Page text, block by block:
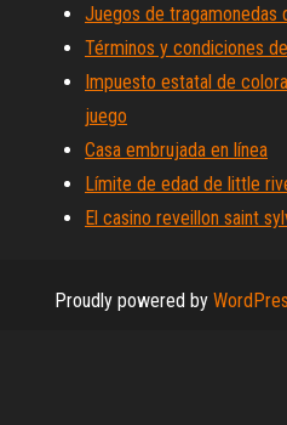
Juegos de tragamonedas
Términos y condiciones
Impuesto estatal de
juego
Casa embrujada en línea
Límite de edad de little
El casino reveillon saint
Proudly powered by